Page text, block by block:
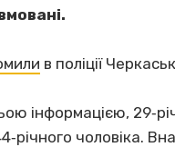
в поліції
інформацією,
чоловіка.